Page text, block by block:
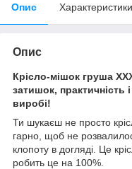
Опис Характеристики
Опис
Крісло-мішок груша
затишок, практичність
виробі!
Ти шукаєш не просто
гарно, щоб не
клопоту в догляді. Це
робить це на 100%.